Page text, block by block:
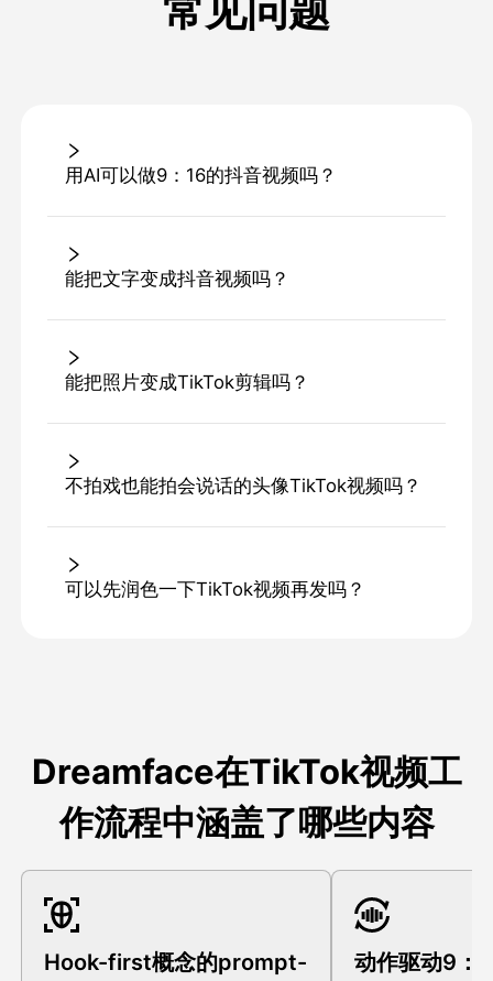
常见问题
用AI可以做9：16的抖音视频吗？
能把文字变成抖音视频吗？
能把照片变成TikTok剪辑吗？
不拍戏也能拍会说话的头像TikTok视频吗？
可以先润色一下TikTok视频再发吗？
Dreamface在TikTok视频工
作流程中涵盖了哪些内容
Hook-first概念的prompt-
动作驱动9：